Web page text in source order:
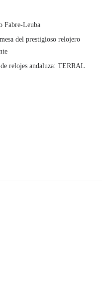
Fabre-Leuba
del prestigioso relojero
relojes andaluza: TERRAL